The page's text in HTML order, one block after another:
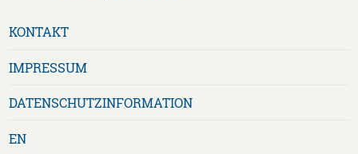
überspringen
KONTAKT
IMPRESSUM
DATENSCHUTZ­INFORMATION
EN